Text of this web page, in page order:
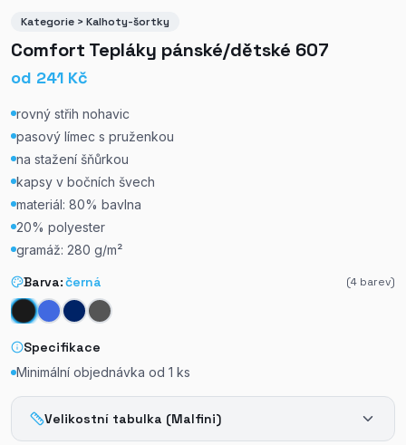
Kategorie > Kalhoty-šortky
Comfort Tepláky pánské/dětské 607
od 241 Kč
rovný střih nohavic
pasový límec s pruženkou
na stažení šňůrkou
kapsy v bočních švech
materiál: 80% bavlna
20% polyester
gramáž: 280 g/m²
Barva:černá (4 barev)
Specifikace
Minimální objednávka od 1 ks
Velikostní tabulka (Malfini)